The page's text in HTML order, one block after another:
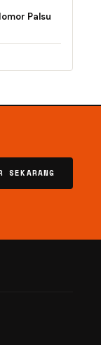
Palsu
SEKARANG